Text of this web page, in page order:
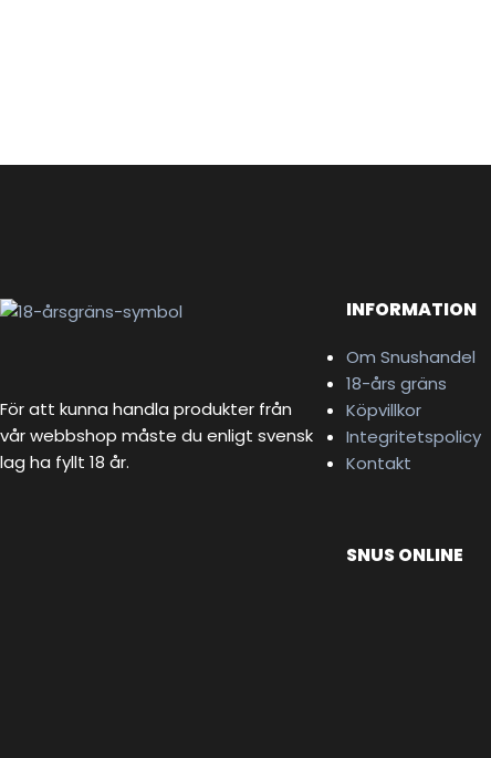
För att kunna handla produkter från
vår webbshop måste du enligt svensk
lag ha fyllt 18 år.
INFORMATION
Om Snushandel
18-års gräns
Köpvillkor
Integritetspolicy
Kontakt
SNUS ONLINE